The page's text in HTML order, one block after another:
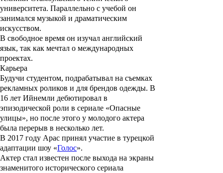
университета. Параллельно с учебой он
занимался музыкой и драматическим
искусством.
В свободное время он изучал английский
язык, так как мечтал о международных
проектах.
Карьера
Будучи студентом, подрабатывал на съемках
рекламных роликов и для брендов одежды. В
16 лет Ийнемли дебютировал в
эпизодической роли в сериале «Опасные
улицы», но после этого у молодого актера
была перерыв в несколько лет.
В 2017 году Арас принял участие в турецкой
адаптации шоу «Голос».
Актер стал известен после выхода на экраны
знаменитого исторического сериала